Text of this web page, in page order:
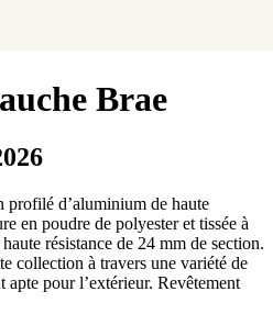
Brae
profilé d’aluminium de haute
en poudre de polyester et tissée à
résistance de 24 mm de section.
collection à travers une variété de
apte pour l’extérieur. Revêtement